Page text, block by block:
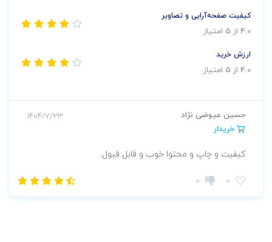
کیفیت صفحه‌آرایی و تصاویر
4.0 از 5 امتیاز
ارزش خرید
4.0 از 5 امتیاز
حسین عیوضی نژاد
خریدار
1404/7/23
کیفیت و چاپ و محتوا خوب و قابل قبول.
0
0